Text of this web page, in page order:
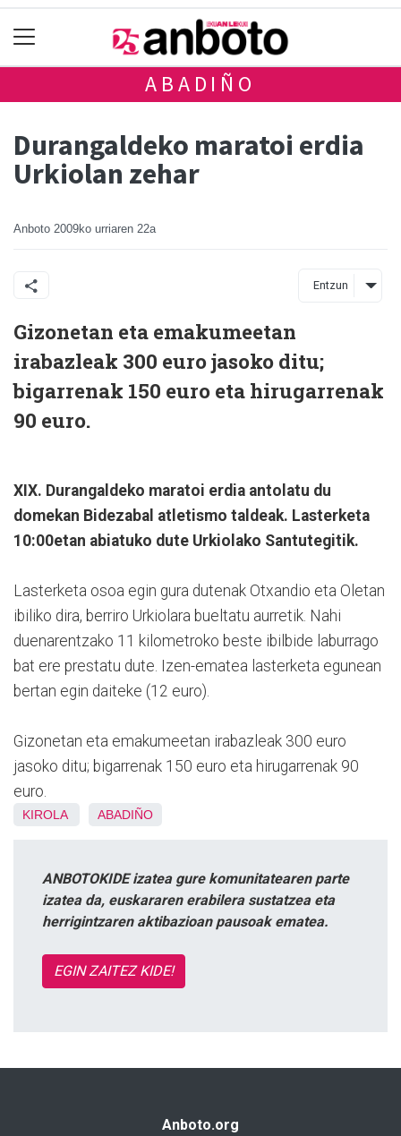
ABADIÑO
Durangaldeko maratoi erdia
Urkiolan zehar
Anboto 2009ko urriaren 22a
Entzun
Gizonetan eta emakumeetan
irabazleak 300 euro jasoko ditu;
bigarrenak 150 euro eta hirugarrenak
90 euro.
XIX. Durangaldeko maratoi erdia antolatu du
domekan Bidezabal atletismo taldeak. Lasterketa
10:00etan abiatuko dute Urkiolako Santutegitik.
Lasterketa osoa egin gura dutenak Otxandio eta Oletan
ibiliko dira, berriro Urkiolara bueltatu aurretik. Nahi
duenarentzako 11 kilometroko beste ibilbide laburrago
bat ere prestatu dute. Izen-ematea lasterketa egunean
bertan egin daiteke (12 euro).
Gizonetan eta emakumeetan irabazleak 300 euro
jasoko ditu; bigarrenak 150 euro eta hirugarrenak 90
euro.
KIROLA ABADIÑO
ANBOTOKIDE izatea gure komunitatearen parte
izatea da, euskararen erabilera sustatzea eta
herrigintzaren aktibazioan pausoak ematea.
EGIN ZAITEZ KIDE!
Anboto.org